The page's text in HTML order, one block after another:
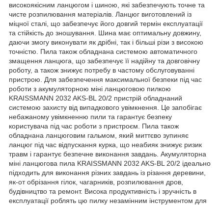
високоякісним ланцюгом і шиною, які забезпечують точне та
чисте розпилювання матеріалів. Ланцюг виготовлений із
міцної сталі, що забезпечує його довгий термін експлуатації
та стійкість до зношування. Шина має оптимальну довжину,
даючи змогу виконувати як дрібні, так і більші різи з високою
точністю. Пила також обладнана системою автоматичного
змащення ланцюга, що забезпечує її надійну та довговічну
роботу, а також знижує потребу в частому обслуговуванні
пристрою. Для забезпечення максимальної безпеки під час
роботи з акумуляторною міні ланцюговою пилкою
KRAISSMANN 2032 AKS-BL 20/2 пристрій обладнаний
системою захисту від випадкового увімкнення. Це запобігає
небажаному увімкненню пили та гарантує безпеку
користувача під час роботи з пристроєм. Пила також
обладнана ланцюговим гальмом, який миттєво зупиняє
ланцюг під час відпускання курка, що неабияк знижує ризик
травм і гарантує безпечне виконання завдань. Акумуляторна
міні ланцюгова пила KRAISSMANN 2032 AKS-BL 20/2 ідеально
підходить для виконання різних завдань із різання деревини,
як-от обрізання гілок, чагарників, розпилювання дров,
будівництво та ремонт. Висока продуктивність і зручність в
експлуатації роблять цю пилку незамінним інструментом для